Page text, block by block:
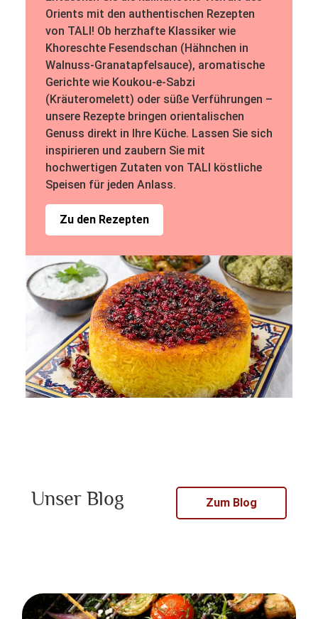
Orients mit den authentischen Rezepten
von TALI! Ob herzhafte Klassiker wie
Khoreschte Fesendschan (Hähnchen in
Walnuss-Granatapfelsauce), aromatische
Gerichte wie Koukou-e-Sabzi
(Kräuteromelett) oder süße Verführungen –
unsere Rezepte bringen orientalischen
Genuss direkt in Ihre Küche. Lassen Sie sich
inspirieren und zaubern Sie mit
hochwertigen Zutaten von TALI köstliche
Speisen für jeden Anlass.
Zu den Rezepten
Unser Blog Zum Blog